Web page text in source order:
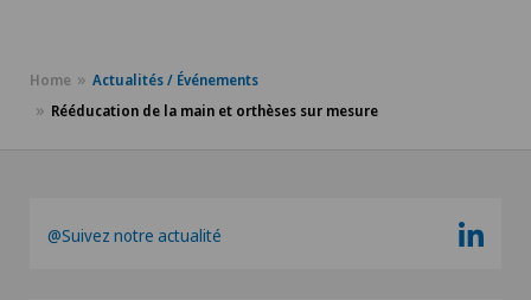
Home
Actualités / Événements
Rééducation de la main et orthèses sur mesure
@Suivez notre actualité